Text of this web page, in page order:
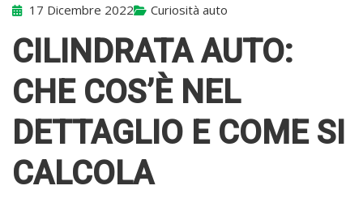
17 Dicembre 2022 Curiosità auto
CILINDRATA AUTO:
CHE COS’È NEL
DETTAGLIO E COME SI
CALCOLA